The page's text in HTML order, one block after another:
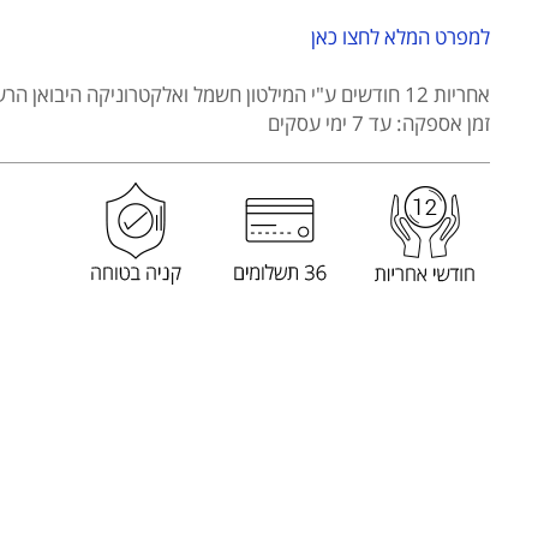
983
למפרט המלא לחצו כאן
אחריות 12 חודשים
ע"י המילטון חשמל ואלקטרוניקה היבואן
זמן אספקה: עד 7 ימי עסקים